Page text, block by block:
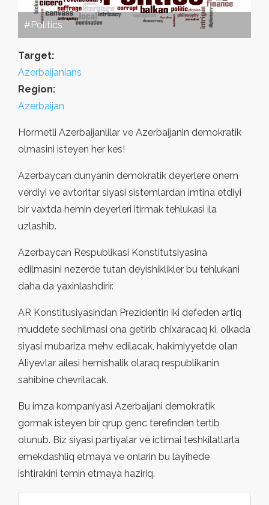
#Politics
Target:
Azerbaijanians
Region:
Azerbaijan
Hormetli Azerbaijanlilar ve Azerbaijanin demokratik
olmasini isteyen her kes!
Azerbaycan dunyanin demokratik deyerlere onem
verdiyi ve avtoritar siyasi sistemlardan imtina etdiyi
bir vaxtda hemin deyerleri itirmak tehlukasi ila
uzlashib.
Azerbaycan Respublikasi Konstitutsiyasina
edilmasini nezerde tutan deyishiklikler bu tehlukani
daha da yaxinlashdirir.
AR Konstitusiyasindan Prezidentin iki defeden artiq
muddete sechilmasi ona getirib chixaracaq ki, olkada
siyasi mubariza mehv edilacak, hakimiyyetde olan
Aliyevlar ailesi hemishalik olaraq respublikanin
sahibine chevrilacak.
Bu imza kompaniyasi Azerbaijani demokratik
gormak isteyen bir qrup genc terefinden tertib
olunub. Biz siyasi partiyalar ve ictimai teshkilatlarla
emekdashliq etmaya ve onlarin bu layihede
ishtirakini temin etmaya haziriq.